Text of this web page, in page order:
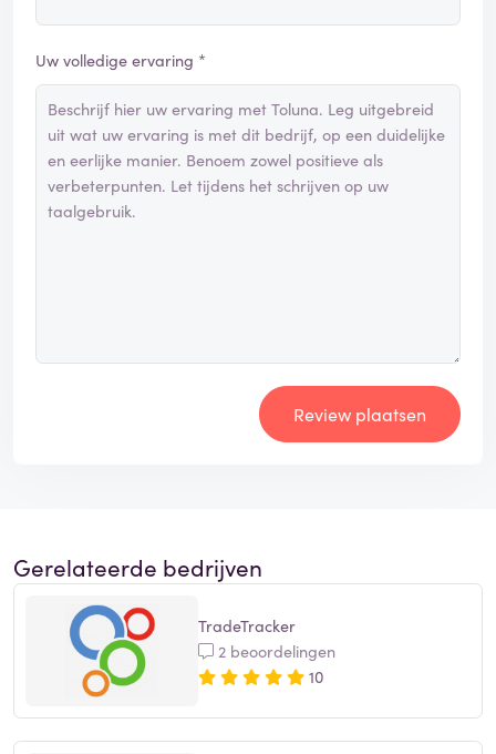
Uw volledige ervaring *
Review plaatsen
Gerelateerde bedrijven
TradeTracker
2 beoordelingen
10